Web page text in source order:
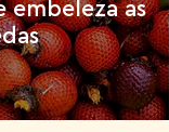
embeleza as